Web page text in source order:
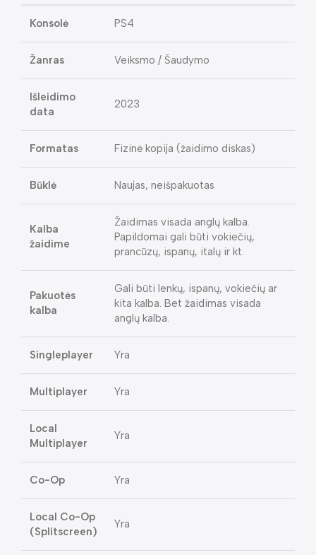
Konsolė PS4
Žanras Veiksmo / Šaudymo
Išleidimo
data
2023
Formatas Fizinė kopija (žaidimo diskas)
Būklė Naujas, neišpakuotas
Kalba
žaidime
Žaidimas visada anglų kalba.
Papildomai gali būti vokiečių,
prancūzų, ispanų, italų ir kt.
Pakuotės
kalba
Gali būti lenkų, ispanų, vokiečių ar
kita kalba. Bet žaidimas visada
anglų kalba.
Singleplayer Yra
Multiplayer Yra
Local
Multiplayer
Yra
Co-Op Yra
Local Co-Op
(Splitscreen)
Yra